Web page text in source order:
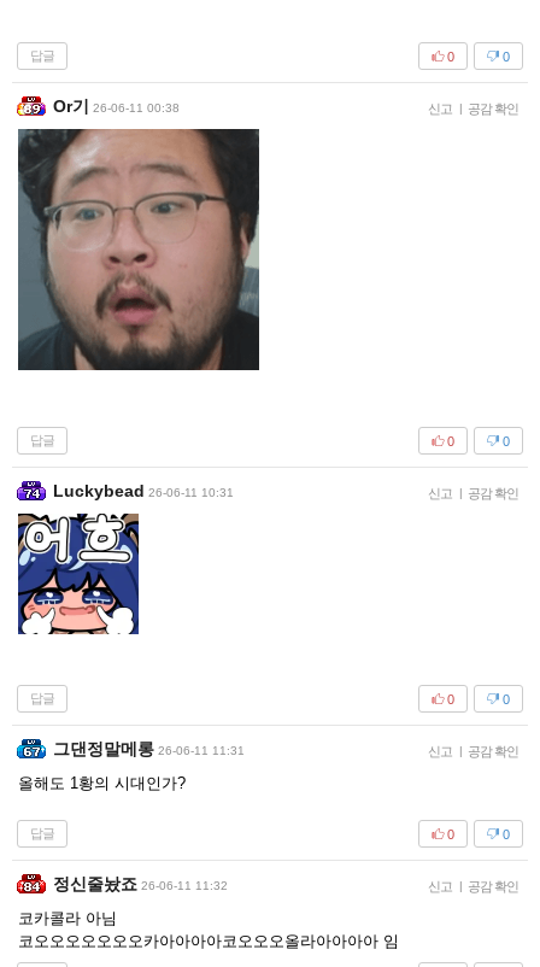
답글 0
0
Or기 26-06-11 00:38 신고 | 공감 확인
답글 0
0
Luckybead 26-06-11 10:31 신고 | 공감 확인
답글 0
0
그댄정말메롱 26-06-11 11:31 신고 | 공감 확인
올해도 1황의 시대인가?
답글 0
0
정신줄놨죠 26-06-11 11:32 신고 | 공감 확인
코카콜라 아님
코오오오오오오오카아아아아코오오오올라아아아아 임